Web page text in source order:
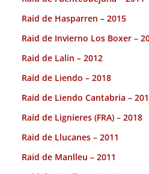
Raid de Hasparren – 2015
Raid de Invierno Los Boxer –
Raid de Lalin – 2012
Raid de Liendo – 2018
Raid de Liendo Cantabria –
Raid de Lignieres (FRA) – 2018
Raid de Llucanes – 2011
Raid de Manlleu – 2011